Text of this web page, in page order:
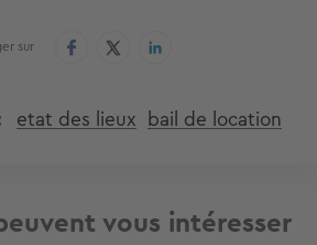
sur
etat des lieux bail de location
vous intéresser